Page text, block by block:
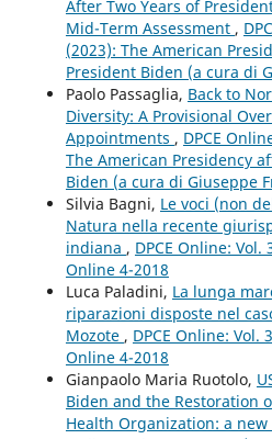
After Two Years of
Mid-Term Assessment ,
(2023): The American
President Biden (a cura di
Paolo Passaglia, Back to
Diversity: A Provisional
Appointments , DPCE
The American Presidency
Biden (a cura di Giuseppe
Silvia Bagni, Le voci (non
Natura nella recente
indiana , DPCE Online: Vol.
Online 4-2018
Luca Paladini, La lunga
riparazioni disposte nel
Mozote , DPCE Online: Vol.
Online 4-2018
Gianpaolo Maria Ruotolo,
Biden and the Restoration
Health Organization: a